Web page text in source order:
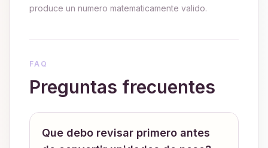
produce un numero matematicamente valido.
FAQ
Preguntas frecuentes
Que debo revisar primero antes